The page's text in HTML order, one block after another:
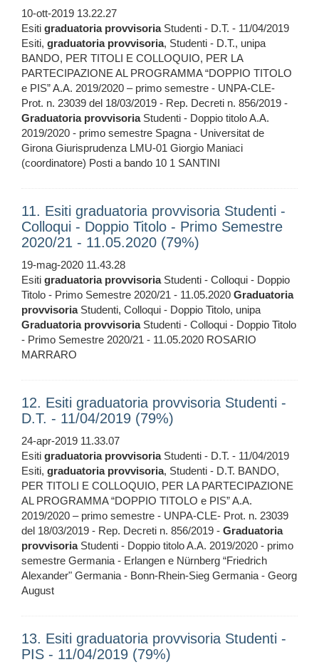
10-ott-2019 13.22.27
Esiti graduatoria provvisoriaStudenti - D.T. - 11/04/2019
Esiti, graduatoria provvisoria, Studenti - D.T., unipa
BANDO, PER TITOLI E COLLOQUIO, PER LA
PARTECIPAZIONE AL PROGRAMMA “DOPPIO TITOLO
e PIS” A.A. 2019/2020 – primo semestre - UNPA-CLE-
Prot. n. 23039 del 18/03/2019 - Rep. Decreti n. 856/2019 -
Graduatoria provvisoriaStudenti - Doppio titolo A.A.
2019/2020 - primo semestre Spagna - Universitat de
Girona Giurisprudenza LMU-01 Giorgio Maniaci
(coordinatore) Posti a bando 10 1 SANTINI
11. Esiti graduatoria provvisoria Studenti -
Colloqui - Doppio Titolo - Primo Semestre
2020/21 - 11.05.2020 (79%)
19-mag-2020 11.43.28
Esiti graduatoria provvisoriaStudenti - Colloqui - Doppio
Titolo - Primo Semestre 2020/21 - 11.05.2020 Graduatoria
provvisoriaStudenti, Colloqui - Doppio Titolo, unipa
Graduatoria provvisoriaStudenti - Colloqui - Doppio Titolo
- Primo Semestre 2020/21 - 11.05.2020 ROSARIO
MARRARO
12. Esiti graduatoria provvisoria Studenti -
D.T. - 11/04/2019 (79%)
24-apr-2019 11.33.07
Esiti graduatoria provvisoriaStudenti - D.T. - 11/04/2019
Esiti, graduatoria provvisoria, Studenti - D.T. BANDO,
PER TITOLI E COLLOQUIO, PER LA PARTECIPAZIONE
AL PROGRAMMA “DOPPIO TITOLO e PIS” A.A.
2019/2020 – primo semestre - UNPA-CLE- Prot. n. 23039
del 18/03/2019 - Rep. Decreti n. 856/2019 - Graduatoria
provvisoriaStudenti - Doppio titolo A.A. 2019/2020 - primo
semestre Germania - Erlangen e Nürnberg “Friedrich
Alexander" Germania - Bonn-Rhein-Sieg Germania - Georg
August
13. Esiti graduatoria provvisoria Studenti -
PIS - 11/04/2019 (79%)